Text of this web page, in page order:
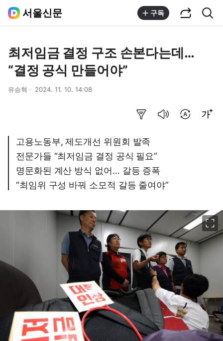
서울신문 구독
최저임금 결정 구조 손본다는데…
“결정 공식 만들어야”
유승혁 2024. 11. 10. 14:08
고용노동부, 제도개선 위원회 발족
전문가들 “최저임금 결정 공식 필요”
명문화된 계산 방식 없어… 갈등 증폭
“최임위 구성 바꿔 소모적 갈등 줄여야”